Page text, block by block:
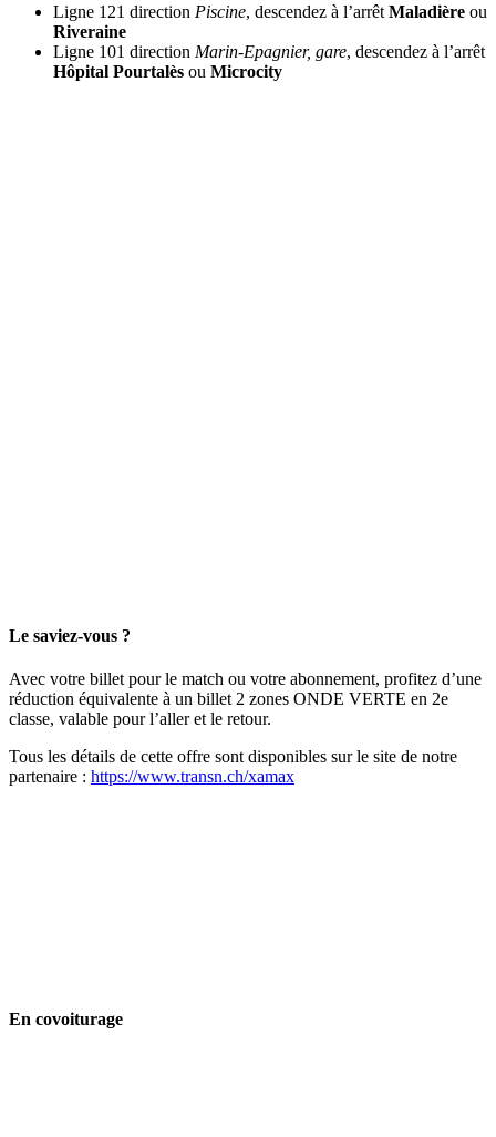
Ligne 121 direction Piscine, descendez à l’arrêt Maladière ou
Riveraine
Ligne 101 direction Marin-Epagnier, gare, descendez à l’arrêt
Hôpital Pourtalès ou Microcity
Le saviez-vous ?
Avec votre billet pour le match ou votre abonnement, profitez d’une
réduction équivalente à un billet 2 zones ONDE VERTE en 2e
classe, valable pour l’aller et le retour.
Tous les détails de cette offre sont disponibles sur le site de notre
partenaire : https://www.transn.ch/xamax
En covoiturage